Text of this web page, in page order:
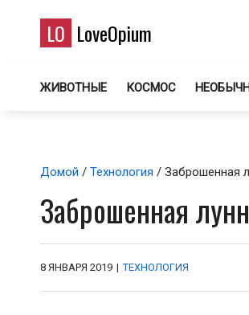
LO LoveOpium
ЖИВОТНЫЕ КОСМОС
Домой / Технология / Заброшенная
Заброшенная
8 ЯНВАРЯ 2019 | ТЕХНОЛОГИЯ